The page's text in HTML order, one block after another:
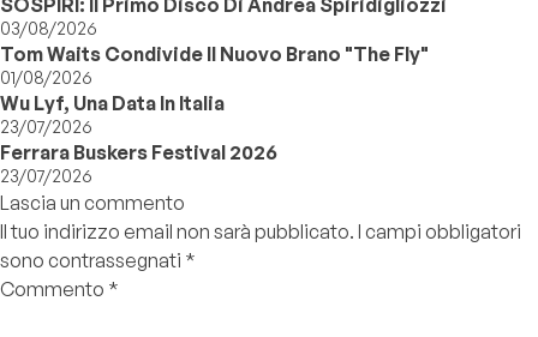
SOSPIRI: Il Primo Disco Di Andrea Spiridigliozzi
03/08/2026
Tom Waits Condivide Il Nuovo Brano "The Fly"
01/08/2026
Wu Lyf, Una Data In Italia
23/07/2026
Ferrara Buskers Festival 2026
23/07/2026
Lascia un commento
Il tuo indirizzo email non sarà pubblicato. I campi obbligatori
sono contrassegnati *
Commento *